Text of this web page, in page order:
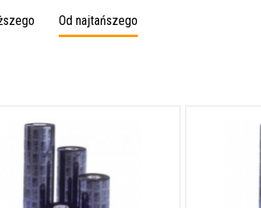
Od najtańszego